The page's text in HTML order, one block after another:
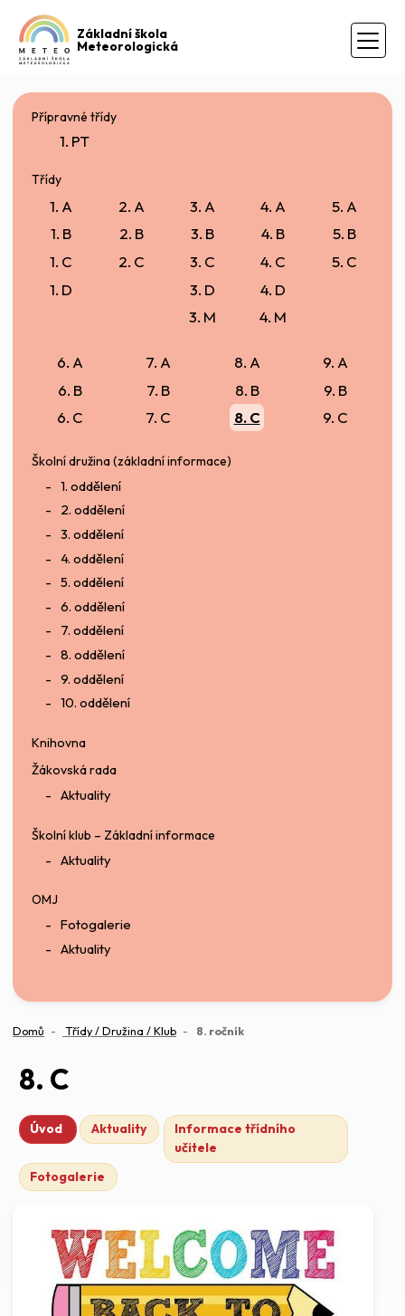
Základní škola
Meteorologická
Přípravné třídy
1. PT
Třídy
1. A
1. B
1. C
1. D
2. A
2. B
2. C
3. A
3. B
3. C
3. D
3. M
4. A
4. B
4. C
4. D
4. M
5. A
5. B
5. C
6. A
6. B
6. C
7. A
7. B
7. C
8. A
8. B
8. C
9. A
9. B
9. C
Školní družina (základní informace)
1. oddělení
2. oddělení
3. oddělení
4. oddělení
5. oddělení
6. oddělení
7. oddělení
8. oddělení
9. oddělení
10. oddělení
Knihovna
Žákovská rada
Aktuality
Školní klub – Základní informace
Aktuality
OMJ
Fotogalerie
Aktuality
Domů Třídy / Družina / Klub 8. ročník(aktuální)
8. C
Úvod Aktuality
Informace třídního
učitele
Fotogalerie